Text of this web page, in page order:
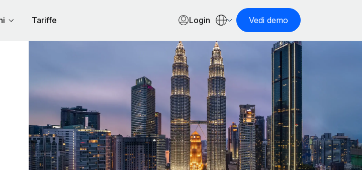
Tariffe Login Vedi demo